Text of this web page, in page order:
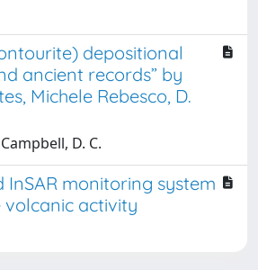
depositional
ancient records” by
Michele Rebesco, D.
D. C.
monitoring system
activity